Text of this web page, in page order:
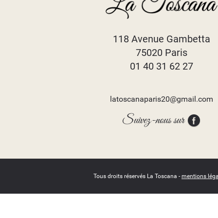
118 Avenue Gambetta
75020 Paris
01 40 31 62 27
latoscanaparis20@gmail.com
Suivez-nous sur
Tous droits réservés La Toscana - mentions